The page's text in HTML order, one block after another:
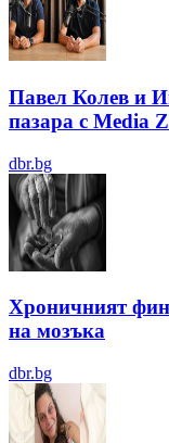
Павел Колев и
пазара с Media
dbr.bg
Хроничният
на мозъка
dbr.bg